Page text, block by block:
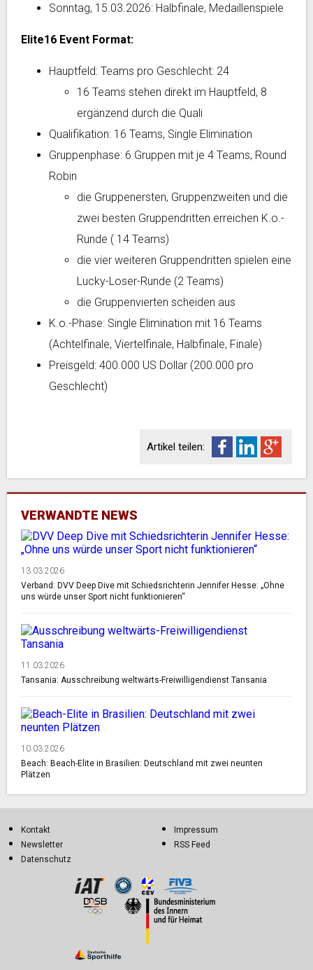
Sonntag, 15.03.2026: Halbfinale, Medaillenspiele
Elite16 Event Format:
Hauptfeld: Teams pro Geschlecht: 24
16 Teams stehen direkt im Hauptfeld, 8
ergänzend durch die Quali
Qualifikation: 16 Teams, Single Elimination
Gruppenphase: 6 Gruppen mit je 4 Teams, Round
Robin
die Gruppenersten, Gruppenzweiten und die
zwei besten Gruppendritten erreichen K.o.-
Runde ( 14 Teams)
die vier weiteren Gruppendritten spielen eine
Lucky-Loser-Runde (2 Teams)
die Gruppenvierten scheiden aus
K.o.-Phase: Single Elimination mit 16 Teams
(Achtelfinale, Viertelfinale, Halbfinale, Finale)
Preisgeld: 400.000 US Dollar (200.000 pro
Geschlecht)
Artikel teilen:
VERWANDTE NEWS
13.03.2026
Verband: DVV Deep Dive mit Schiedsrichterin Jennifer Hesse: „Ohne
uns würde unser Sport nicht funktionieren“
11.03.2026
Tansania: Ausschreibung weltwärts-Freiwilligendienst Tansania
10.03.2026
Beach: Beach-Elite in Brasilien: Deutschland mit zwei neunten
Plätzen
Kontakt
Impressum
Newsletter
RSS Feed
Datenschutz